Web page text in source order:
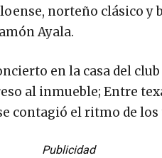
norteño clásico y
Ayala.
en la casa del
al inmueble; Entre
contagió el ritmo de
Publicidad